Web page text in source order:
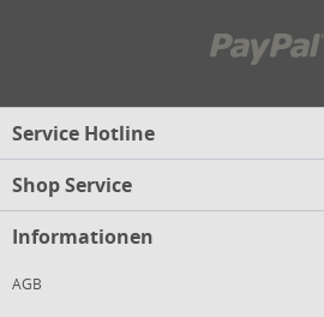
Service Hotline
Shop Service
Informationen
AGB